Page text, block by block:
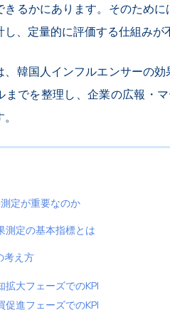
きるかにあります。そのため
、定量的に評価する仕組みが
、韓国人インフルエンサーの
までを整理し、企業の広報・
定が重要なのか
測定の基本指標とは
考え方
拡大フェーズでのKPI
促進フェーズでのKPI